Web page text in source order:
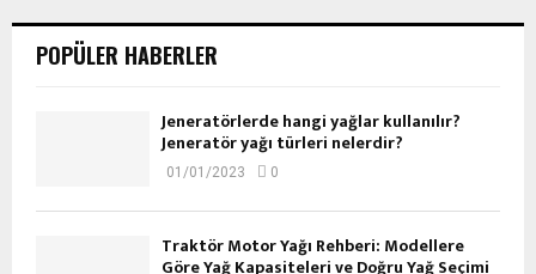
POPÜLER HABERLER
Jeneratörlerde hangi yağlar kullanılır?
Jeneratör yağı türleri nelerdir?
01/01/2023 0
Traktör Motor Yağı Rehberi: Modellere
Göre Yağ Kapasiteleri ve Doğru Yağ Seçimi